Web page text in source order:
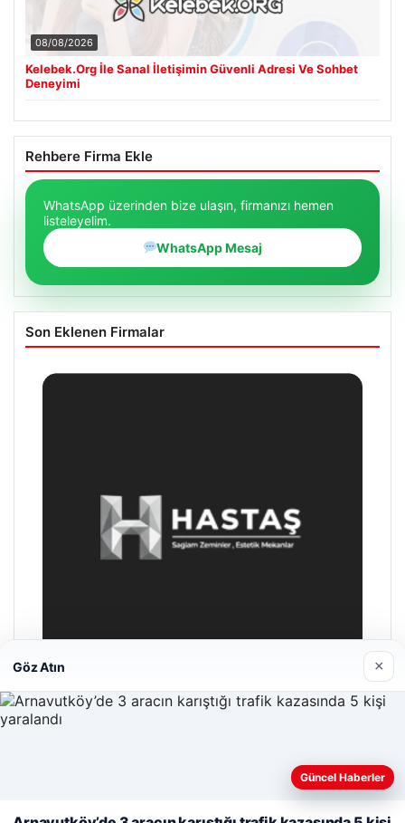
08/08/2026
Kelebek.Org İle Sanal İletişimin Güvenli Adresi Ve Sohbet
Deneyimi
Rehbere Firma Ekle
WhatsApp üzerinden bize ulaşın, firmanızı hemen
listeleyelim.
WhatsApp Mesaj
Son Eklenen Firmalar
Enes Kaplan Avukatlık Bürosu
Web sitemizi nasıl kullandığınızı daha iyi anlayabilmek,
kullanıyoruz.
Çerez Politikamız
Göz Atın ×
Güncel Haberler